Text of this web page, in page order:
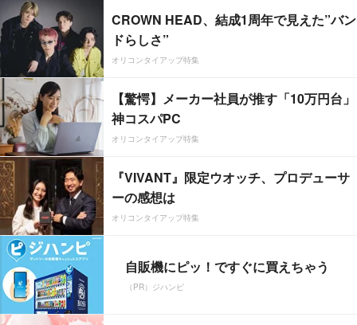
CROWN HEAD、結成1周年で見えた”バン
ドらしさ”
オリコンタイアップ特集
【驚愕】メーカー社員が推す「10万円台」
神コスパPC
オリコンタイアップ特集
『VIVANT』限定ウオッチ、プロデューサ
ーの感想は
オリコンタイアップ特集
自販機にピッ！ですぐに買えちゃう
（PR）ジハンピ